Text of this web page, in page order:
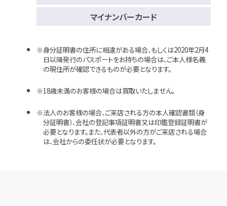
マイナンバーカード
身分証明書の住所に相違がある場合、もしくは2020年2月4
日以降発行のパスポートをお持ちの場合は、ご本人様名義
の現住所が確認できるものが必要となります。
18歳未満のお客様の場合は買取いたしません。
法人のお客様の場合、ご来店される方の本人確認書類（身
分証明書）、会社の登記事項証明書又は印鑑登録証明書が
必要となります。また、代表者以外の方がご来店される場合
は、会社からの委任状が必要となります。